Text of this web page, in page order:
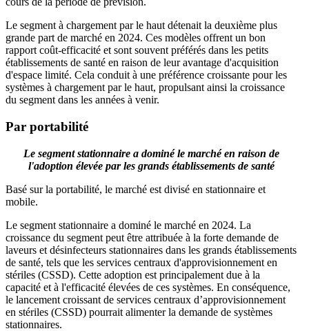
Le segment à chargement par le haut détenait la deuxième plus
grande part de marché en 2024. Ces modèles offrent un bon
rapport coût-efficacité et sont souvent préférés dans les petits
établissements de santé en raison de leur avantage d'acquisition
d'espace limité. Cela conduit à une préférence croissante pour les
systèmes à chargement par le haut, propulsant ainsi la croissance
du segment dans les années à venir.
Par portabilité
Le segment stationnaire a dominé le marché en raison de
l'adoption élevée par les grands établissements de santé
Basé sur la portabilité, le marché est divisé en stationnaire et
mobile.
Le segment stationnaire a dominé le marché en 2024. La
croissance du segment peut être attribuée à la forte demande de
laveurs et désinfecteurs stationnaires dans les grands établissements
de santé, tels que les services centraux d'approvisionnement en
stériles (CSSD). Cette adoption est principalement due à la
capacité et à l'efficacité élevées de ces systèmes. En conséquence,
le lancement croissant de services centraux d’approvisionnement
en stériles (CSSD) pourrait alimenter la demande de systèmes
stationnaires.